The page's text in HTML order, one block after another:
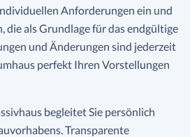
Anforderungen ein und
die als Grundlage für das endgültige
und Änderungen sind jederzeit
perfekt Ihren Vorstellungen
begleitet Sie persönlich
Transparente